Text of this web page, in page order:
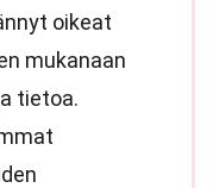
oikeat
mukanaan
tietoa.